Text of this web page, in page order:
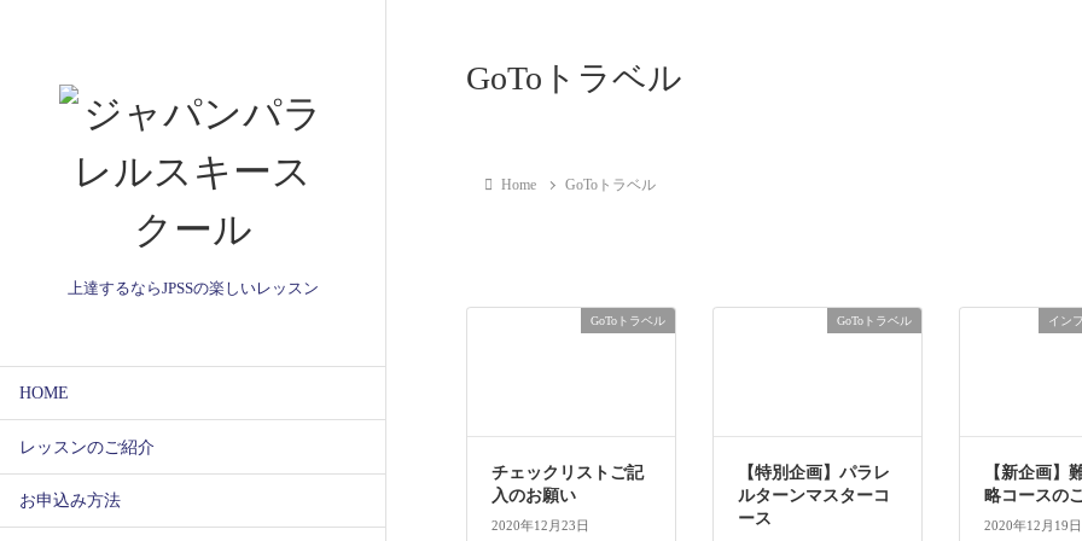
上達するならJPSSの楽しいレッスン
HOME
レッスンのご紹介
お申込み方法
GoToトラベル
Home GoToトラベル
GoToトラベル
チェックリストご記
入のお願い
2020年12月23日
GoToトラベル
【特別企画】パラレ
ルターンマスターコ
ース
イン
【新企画】
略コースの
2020年12月19日